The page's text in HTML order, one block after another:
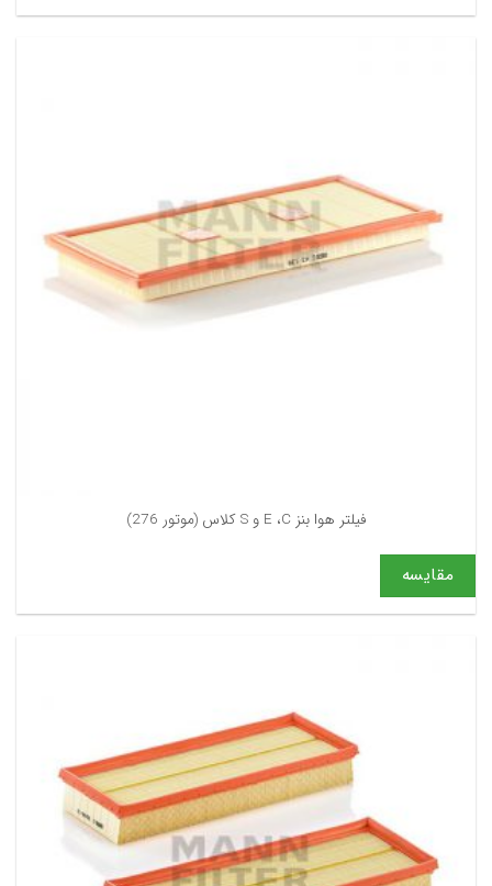
فیلتر هوا بنز E ،C و S کلاس (موتور 276)
مقایسه